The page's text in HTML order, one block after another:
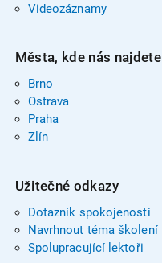
Videozáznamy
Města, kde nás najdete
Brno
Ostrava
Praha
Zlín
Užitečné odkazy
Dotazník spokojenosti
Navrhnout téma školení
Spolupracující lektoři